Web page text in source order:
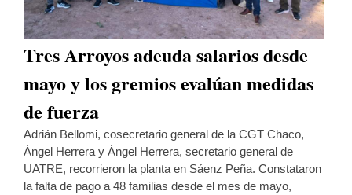
Tres Arroyos adeuda salarios desde
mayo y los gremios evalúan medidas
de fuerza
Adrián Bellomi, cosecretario general de la CGT Chaco,
Ángel Herrera y Ángel Herrera, secretario general de
UATRE, recorrieron la planta en Sáenz Peña. Constataron
la falta de pago a 48 familias desde el mes de mayo,